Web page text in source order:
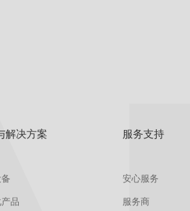
解决方案
品
服务支持
安心服务
服务商